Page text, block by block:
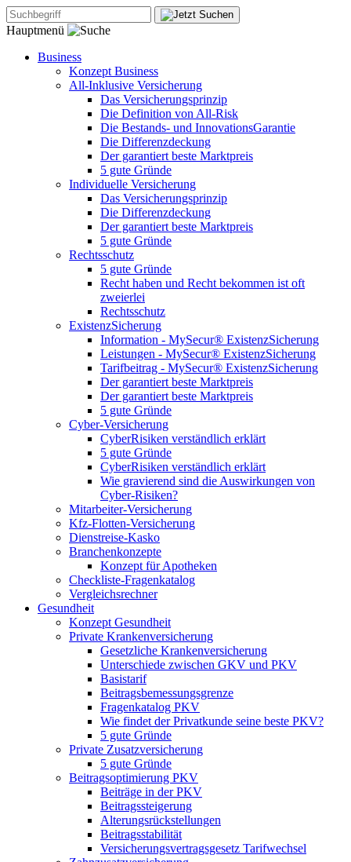
Hauptmenü
Business
Konzept Business
All-Inklusive Versicherung
Das Versicherungsprinzip
Die Definition von All-Risk
Die Bestands- und InnovationsGarantie
Die Differenzdeckung
Der garantiert beste Marktpreis
5 gute Gründe
Individuelle Versicherung
Das Versicherungsprinzip
Die Differenzdeckung
Der garantiert beste Marktpreis
5 gute Gründe
Rechtsschutz
5 gute Gründe
Recht haben und Recht bekommen ist oft
zweierlei
Rechtsschutz
ExistenzSicherung
Information - MySecur® ExistenzSicherung
Leistungen - MySecur® ExistenzSicherung
Tarifbeitrag - MySecur® ExistenzSicherung
Der garantiert beste Marktpreis
Der garantiert beste Marktpreis
5 gute Gründe
Cyber-Versicherung
CyberRisiken verständlich erklärt
5 gute Gründe
CyberRisiken verständlich erklärt
Wie gravierend sind die Auswirkungen von
Cyber-Risiken?
Mitarbeiter-Versicherung
Kfz-Flotten-Versicherung
Dienstreise-Kasko
Branchenkonzepte
Konzept für Apotheken
Checkliste-Fragenkatalog
Vergleichsrechner
Gesundheit
Konzept Gesundheit
Private Krankenversicherung
Gesetzliche Krankenversicherung
Unterschiede zwischen GKV und PKV
Basistarif
Beitragsbemessungsgrenze
Fragenkatalog PKV
Wie findet der Privatkunde seine beste PKV?
5 gute Gründe
Private Zusatzversicherung
5 gute Gründe
Beitragsoptimierung PKV
Beiträge in der PKV
Beitragssteigerung
Alterungsrückstellungen
Beitragsstabilität
Versicherungsvertragsgesetz Tarifwechsel